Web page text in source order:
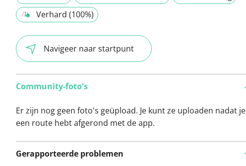
Verhard (100%)
Navigeer naar startpunt
Community-foto's
Er zijn nog geen foto's geüpload. Je kunt ze uploaden nadat je
een route hebt afgerond met de app.
Gerapporteerde problemen